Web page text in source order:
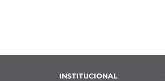
INSTITUCIONAL